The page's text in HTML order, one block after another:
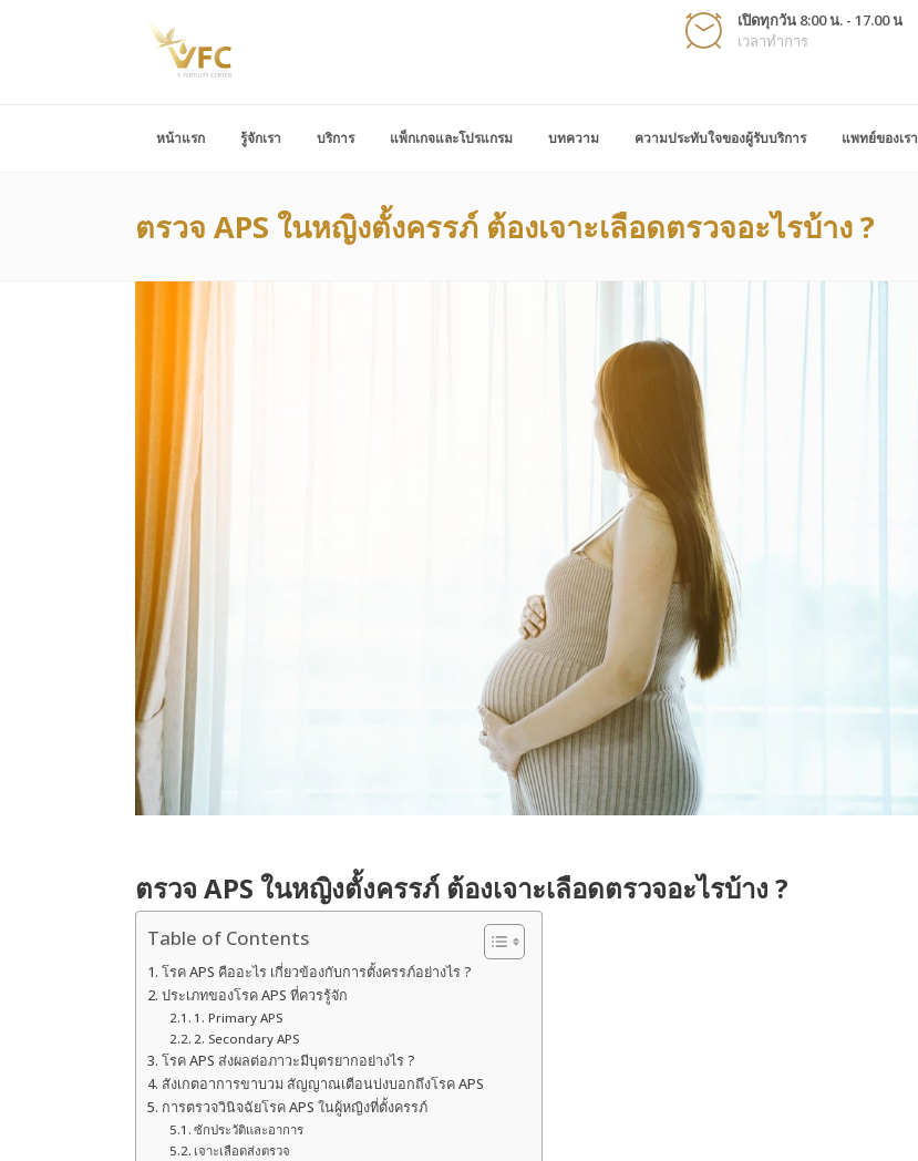
เปิดทุกวัน 8:00 น. - 17.00 น
เวลาทำการ
หน้าแรก รู้จักเรา บริการ แพ็กเกจและโปรแกรม บทความ ความประทับใจของผู้รับบริการ แพทย์ของเรา
ตรวจ APS ในหญิงตั้งครรภ์ ต้องเจาะเลือดตรวจอะไรบ้าง ?
ตรวจ APS ในหญิงตั้งครรภ์ ต้องเจาะเลือดตรวจอะไรบ้าง ?
Table of Contents
โรค APS คืออะไร เกี่ยวข้องกับการตั้งครรภ์อย่างไร ?
ประเภทของโรค APS ที่ควรรู้จัก
1. Primary APS
2. Secondary APS
โรค APS ส่งผลต่อภาวะมีบุตรยากอย่างไร ?
สังเกตอาการขาบวม สัญญาณเตือนบ่งบอกถึงโรค APS
การตรวจวินิจฉัยโรค APS ในผู้หญิงที่ตั้งครรภ์
ซักประวัติและอาการ
เจาะเลือดส่งตรวจ